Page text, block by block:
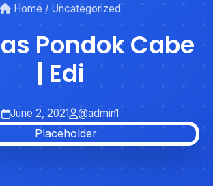
Home / Uncategorized
Pondok Cabe
| Edi
June 2, 2021 @admin1